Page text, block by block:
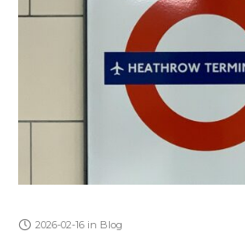
2026-02-16 in Blog